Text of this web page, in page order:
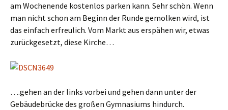
am Wochenende kostenlos parken kann. Sehr schön. Wenn
man nicht schon am Beginn der Runde gemolken wird, ist
das einfach erfreulich. Vom Markt aus erspähen wir, etwas
zurückgesetzt, diese Kirche…
….gehen an der links vorbei und gehen dann unter der
Gebäudebrücke des großen Gymnasiums hindurch.